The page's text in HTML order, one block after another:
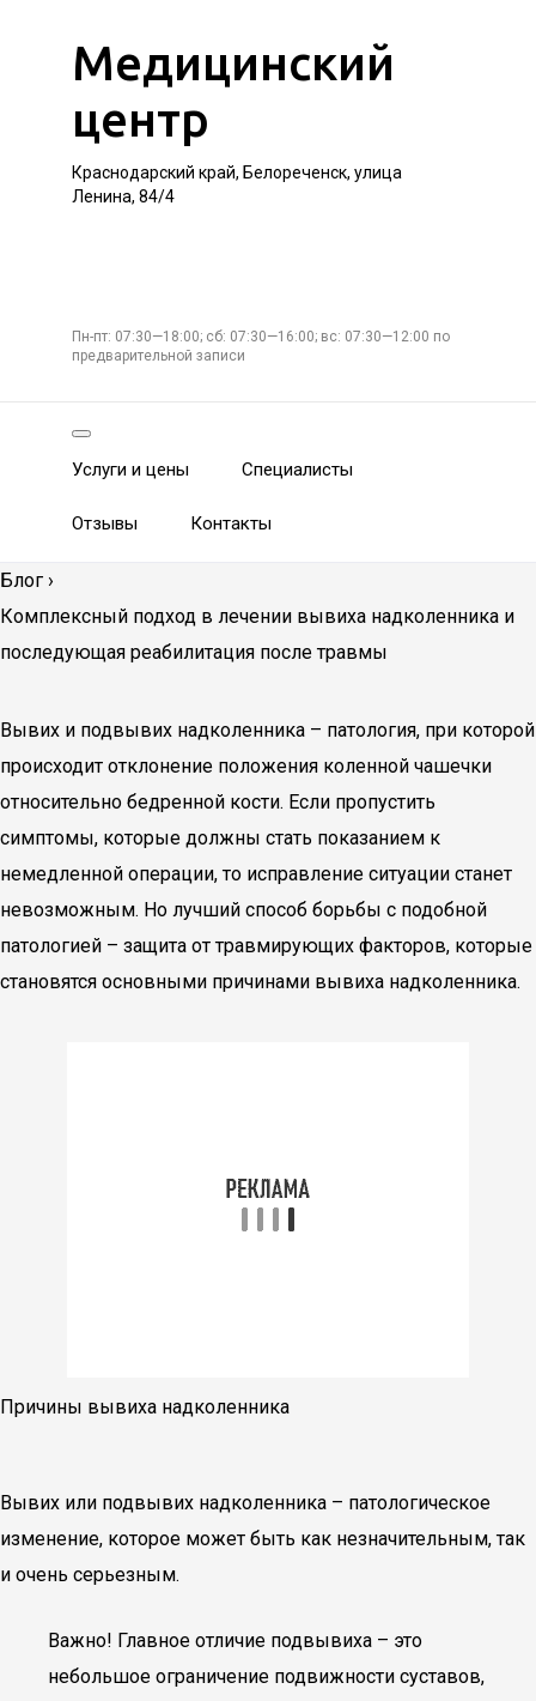
Медицинский
центр
Краснодарский край, Белореченск, улица
Ленина, 84/4
Пн-пт: 07:30—18:00; сб: 07:30—16:00; вс: 07:30—12:00 по
предварительной записи
Услуги и цены Специалисты
Отзывы Контакты
Блог ›
Комплексный подход в лечении вывиха надколенника и
последующая реабилитация после травмы
Вывих и подвывих надколенника – патология, при которой
происходит отклонение положения коленной чашечки
относительно бедренной кости. Если пропустить
симптомы, которые должны стать показанием к
немедленной операции, то исправление ситуации станет
невозможным. Но лучший способ борьбы с подобной
патологией – защита от травмирующих факторов, которые
становятся основными причинами вывиха надколенника.
Причины вывиха надколенника
Вывих или подвывих надколенника – патологическое
изменение, которое может быть как незначительным, так
и очень серьезным.
Важно! Главное отличие подвывиха – это
небольшое ограничение подвижности суставов,